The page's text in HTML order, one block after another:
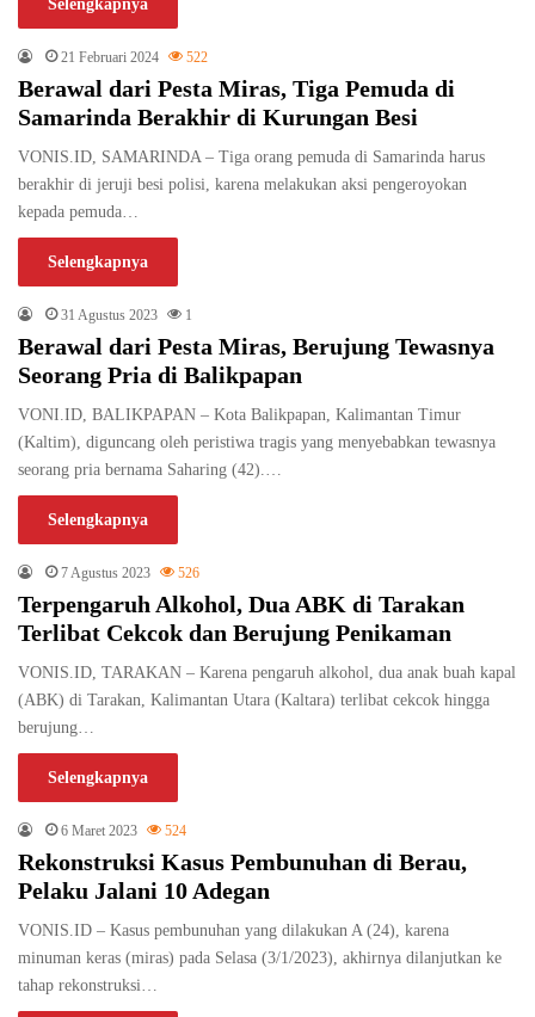
Selengkapnya
21 Februari 2024 522
Berawal dari Pesta Miras, Tiga Pemuda di
Samarinda Berakhir di Kurungan Besi
VONIS.ID, SAMARINDA – Tiga orang pemuda di Samarinda harus
berakhir di jeruji besi polisi, karena melakukan aksi pengeroyokan
kepada pemuda…
Selengkapnya
31 Agustus 2023 1
Berawal dari Pesta Miras, Berujung Tewasnya
Seorang Pria di Balikpapan
VONI.ID, BALIKPAPAN – Kota Balikpapan, Kalimantan Timur
(Kaltim), diguncang oleh peristiwa tragis yang menyebabkan tewasnya
seorang pria bernama Saharing (42).…
Selengkapnya
7 Agustus 2023 526
Terpengaruh Alkohol, Dua ABK di Tarakan
Terlibat Cekcok dan Berujung Penikaman
VONIS.ID, TARAKAN – Karena pengaruh alkohol, dua anak buah kapal
(ABK) di Tarakan, Kalimantan Utara (Kaltara) terlibat cekcok hingga
berujung…
Selengkapnya
6 Maret 2023 524
Rekonstruksi Kasus Pembunuhan di Berau,
Pelaku Jalani 10 Adegan
VONIS.ID – Kasus pembunuhan yang dilakukan A (24), karena
minuman keras (miras) pada Selasa (3/1/2023), akhirnya dilanjutkan ke
tahap rekonstruksi…